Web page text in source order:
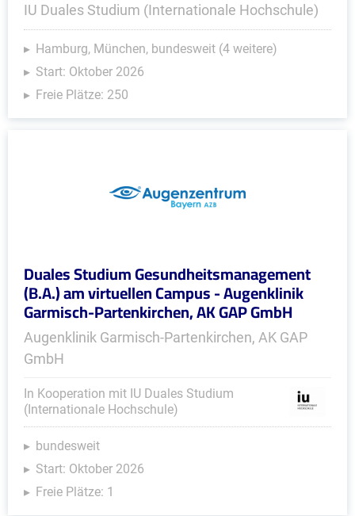
IU Duales Studium (Internationale Hochschule)
Hamburg, München, bundesweit (4 weitere)
Start: Oktober 2026
Freie Plätze: 250
Duales Studium Gesundheitsmanagement
(B.A.) am virtuellen Campus - Augenklinik
Garmisch-Partenkirchen, AK GAP GmbH
Augenklinik Garmisch-Partenkirchen, AK GAP
GmbH
In Kooperation mit IU Duales Studium
(Internationale Hochschule)
bundesweit
Start: Oktober 2026
Freie Plätze: 1